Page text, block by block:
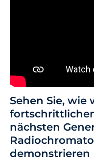
Sehen Sie, wie
nächsten
demonstrieren